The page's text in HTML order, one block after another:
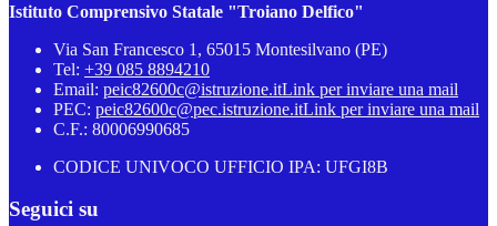
Istituto Comprensivo Statale "Troiano Delfico"
Via San Francesco 1, 65015 Montesilvano (PE)
Tel: +39 085 8894210
Email: peic82600c@istruzione.itLink per inviare una mail
PEC: peic82600c@pec.istruzione.itLink per inviare una mail
C.F.: 80006990685
CODICE UNIVOCO UFFICIO IPA: UFGI8B
Seguici su